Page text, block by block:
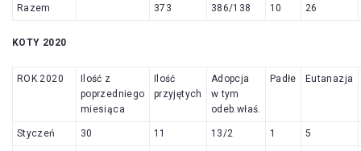
Razem 373 386/138 10 26
KOTY 2020
ROK 2020
Ilość z
poprzedniego
miesiąca
Ilość
przyjętych
Adopcja
w tym
odeb.właś.
Padłe Eutanazja
Styczeń 30 11 13/2 1 5